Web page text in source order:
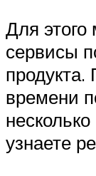
Для этого
сервисы
времени
узнаете